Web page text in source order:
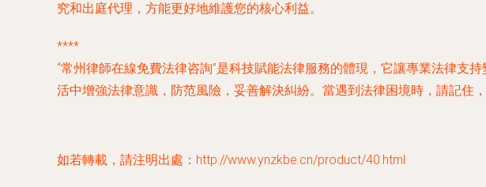
究和出庭代理，方能更好地維護您的核心利益。
****
“常州律師在線免費法律咨詢”是科技賦能法律服務的體現，它讓專業法律支
活中增強法律意識，防范風險，妥善解決糾紛。當遇到法律困境時，請記住
如若轉載，請注明出處：http://www.ynzkbe.cn/product/40.html